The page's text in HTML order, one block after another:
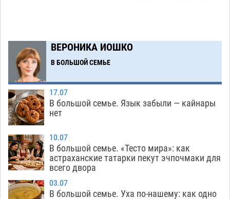
гандболисты крупно проиграли пермякам
09:00
Лидеры чеченской диаспоры в Астрахани
осудили выходку молодого лихача с улицы
Никольской
08.08 693
18:00
Завтра астраханцы проведут день в режиме
экстремальной температурной нагрузки
07.08
17:09
Астраханский котлован с мусором угрожает
плодородию Харабалинского района
07.08 538
ВЕРОНИКА ИОШКО
В БОЛЬШОЙ СЕМЬЕ
17.07
В большой семье. Язык забыли — кайнары
нет
10.07
В большой семье. «Тесто мира»: как
астраханские татарки пекут эчпочмаки для
всего двора
03.07
В большой семье. Уха по-нашему: как одно